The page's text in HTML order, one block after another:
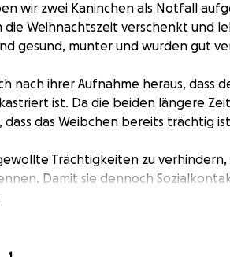
wir zwei Kaninchen als Notfall
die Weihnachtszeit verschenkt und
gesund, munter und wurden gut
nach ihrer Aufnahme heraus, dass
ist. Da die beiden längere
das Weibchen bereits trächtig
Trächtigkeiten zu
Damit sie dennoch
direkt nebeneinander eingerichtet.
die Kastration des Rammlers